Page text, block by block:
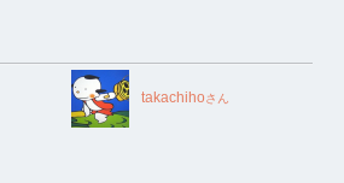
takachihoさん